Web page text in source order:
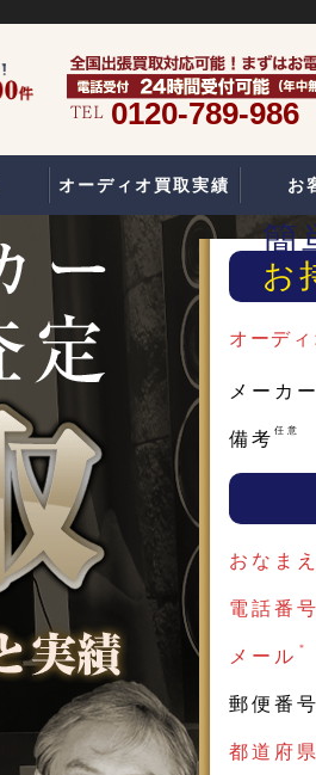
0120-789-986
オーディオ買取実績 お
簡
お
オーデ
メーカ
備考 任意
おなま
電話番
メール ＊
郵便番
都道府